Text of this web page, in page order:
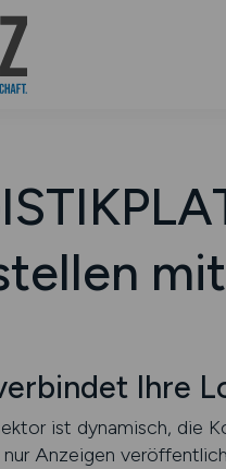
Ihre
ist dynamisch, die
nur Anzeigen